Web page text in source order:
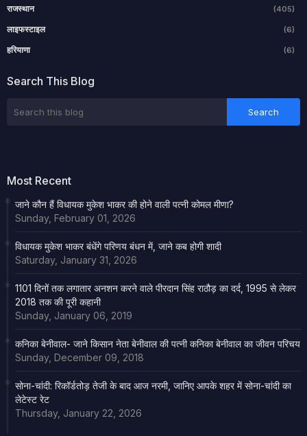
राजस्थान (405)
लाइफस्टाइल (6)
हरियाणा (6)
Search This Blog
Most Recent
जाने कौन हैं विधायक मुकेश भाकर की होने वाली पत्नी कोमल मीणा?
Sunday, February 01, 2026
विधायक मुकेश भाकर बंधेंगे परिणय बंधन में, जाने कब होगी शादी
Saturday, January 31, 2026
1101 दिनों तक लगातार अनशन करने वाले पीरदान सिंह राठौड़ का दर्द, 1995 से लेकर
2018 तक की पूरी कहानी
Sunday, January 06, 2019
कनिका बेनीवाल- जाने किसान नेता बेनीवाल की पत्नी कनिका बेनीवाल का जीवन परिचय
Sunday, December 09, 2018
सोना-चांदी: रिकॉर्डतोड़ तेजी के बाद आज नरमी, जानिए आपके शहर में सोना-चांदी का
लेटेस्ट रेट
Thursday, January 22, 2026